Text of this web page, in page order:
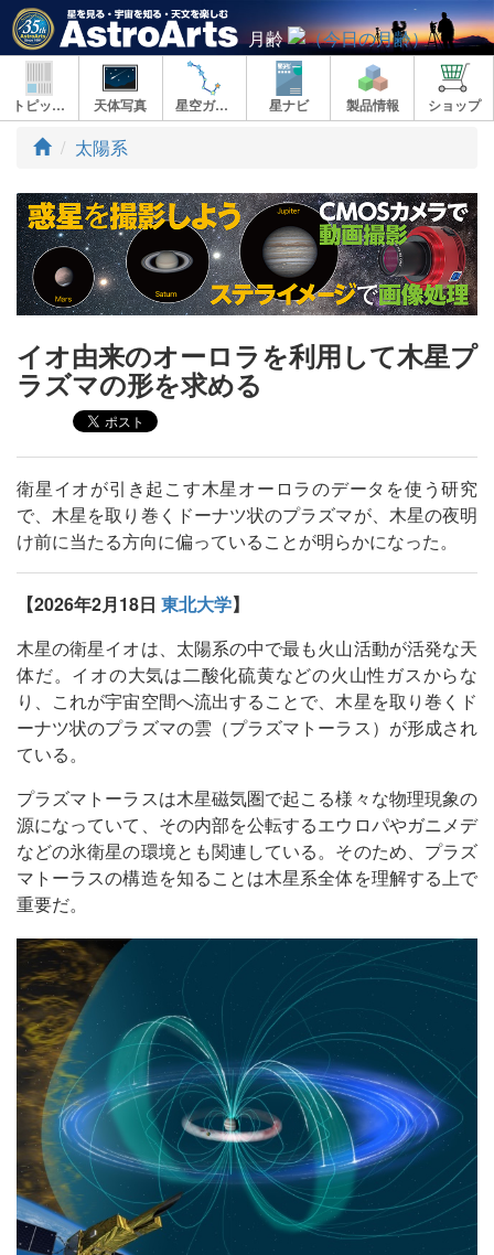
月齢
トピックス 天体写真 星空ガイド 星ナビ 製品情報 ショップ
ト
プ
太陽系
イオ由来のオーロラを利用して木星プ
ラズマの形を求める
衛星イオが引き起こす木星オーロラのデータを使う研究
で、木星を取り巻くドーナツ状のプラズマが、木星の夜明
け前に当たる方向に偏っていることが明らかになった。
【2026年2月18日 東北大学】
木星の衛星イオは、太陽系の中で最も火山活動が活発な天
体だ。イオの大気は二酸化硫黄などの火山性ガスからな
り、これが宇宙空間へ流出することで、木星を取り巻くド
ーナツ状のプラズマの雲（プラズマトーラス）が形成され
ている。
プラズマトーラスは木星磁気圏で起こる様々な物理現象の
源になっていて、その内部を公転するエウロパやガニメデ
などの氷衛星の環境とも関連している。そのため、プラズ
マトーラスの構造を知ることは木星系全体を理解する上で
重要だ。